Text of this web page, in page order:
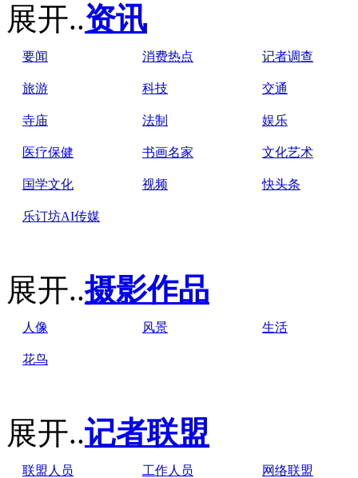
展开..资讯
要闻 消费热点 记者调查
旅游 科技 交通
寺庙 法制 娱乐
医疗保健 书画名家 文化艺术
国学文化 视频 快头条
乐订坊AI传媒
展开..摄影作品
人像 风景 生活
花鸟
展开..记者联盟
联盟人员 工作人员 网络联盟